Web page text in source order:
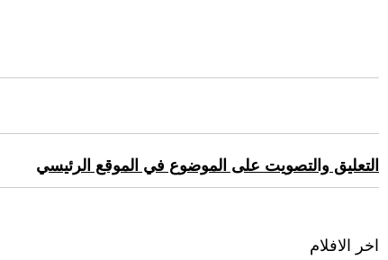
التعليق والتصويت على الموضوع في الموقع الرئيسي
اخر الافلام